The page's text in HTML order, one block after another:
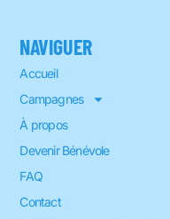
NAVIGUER
Accueil
Campagnes
À propos
Devenir Bénévole
FAQ
Contact